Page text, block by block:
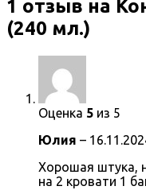
1 отзыв на
(240 мл.)
Оценка 5 из 5
Юлия –
Хорошая штука,
на 2 кровати 1